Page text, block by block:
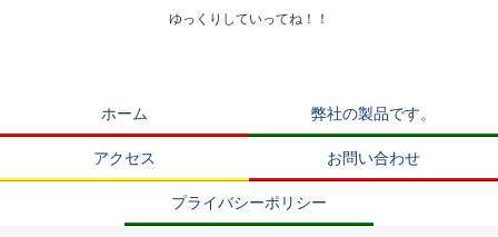
ゆっくりしていってね！！
ホーム 弊社の製品です。
アクセス お問い合わせ
プライバシーポリシー